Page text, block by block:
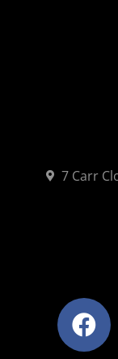
7 Carr